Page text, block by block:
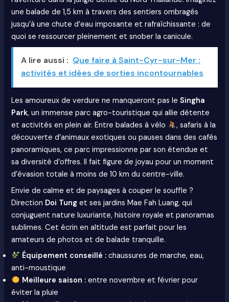
une balade de 1,5 km à travers des sentiers ombragés
jusqu’à une chute d’eau imposante et rafraîchissante : de
quoi se ressourcer pleinement et snober la canicule.
A lire aussi : Que faire à Saint-Cyr-sur-Mer :
activités et idées de sorties incontournables
Les amoureux de verdure ne manqueront pas leSingha
Park, un immense parc agro-touristique qui allie détente
et activités en plein air. Entre balades à vélo
, safaris à la
découverte d’animaux exotiques ou pauses dans des cafés
panoramiques, ce parc impressionne par son étendue et
sa diversité d’offres. Il fait figure de joyau pour un moment
d’évasion totale à moins de 10 km du centre-ville.
Envie de calme et de paysages à couper le souffle ?
Direction Doi Tung et ses jardins Mae Fah Luang, qui
conjuguent nature luxuriante, histoire royale et panoramas
sublimes. Cet écrin en altitude est parfait pour les
amateurs de photos et de balade tranquille.
Équipement conseillé : chaussures de marche, eau,
anti-moustique
Meilleure saison : entre novembre et février pour
éviter la pluie